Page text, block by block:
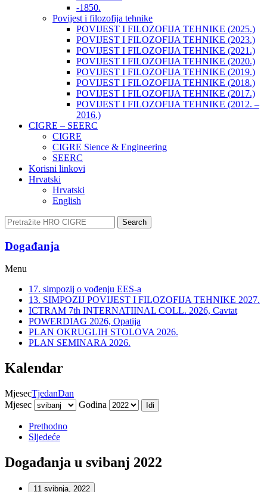
-1850.
Povijest i filozofija tehnike
POVIJEST I FILOZOFIJA TEHNIKE (2025.)
POVIJEST I FILOZOFIJA TEHNIKE (2023.)
POVIJEST I FILOZOFIJA TEHNIKE (2021.)
POVIJEST I FILOZOFIJA TEHNIKE (2020.)
POVIJEST I FILOZOFIJA TEHNIKE (2019.)
POVIJEST I FILOZOFIJA TEHNIKE (2018.)
POVIJEST I FILOZOFIJA TEHNIKE (2017.)
POVIJEST I FILOZOFIJA TEHNIKE (2012. –
2016.)
CIGRE – SEERC
CIGRE
CIGRE Sience & Engineering
SEERC
Korisni linkovi
Hrvatski
Hrvatski
English
Search
Događanja​
Menu
17. simpozij o vođenju EES-a
13. SIMPOZIJ POVIJEST I FILOZOFIJA TEHNIKE 2027.
ICTRAM 7th INTERNATIINAL COLL. 2026, Cavtat
POWERDIAG 2026, Opatija
PLAN OKRUGLIH STOLOVA 2026.
PLAN SEMINARA 2026.
Kalendar
MjesecTjedanDan
Mjesec
Godina
Prethodno
Sljedeće
Događanja u svibanj 2022
11 svibnja, 2022